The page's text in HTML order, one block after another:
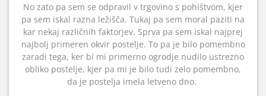
No zato pa sem se odpravil v trgovino s pohištvom, kjer
pa sem iskal razna ležišča. Tukaj pa sem moral paziti na
kar nekaj različnih faktorjev. Sprva pa sem iskal najprej
najbolj primeren okvir postelje. To pa je bilo pomembno
zaradi tega, ker bi mi primerno ogrodje nudilo ustrezno
obliko postelje, kjer pa mi je bilo tudi zelo pomembno,
da je postelja imela letveno dno.